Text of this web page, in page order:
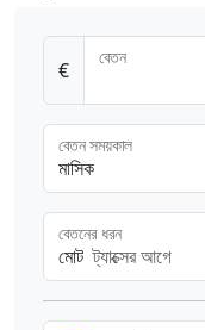
€
বেতন
মাসিক
বেতন সময়কাল
মোট ট্যাক্সের আগে
বেতনের ধরন